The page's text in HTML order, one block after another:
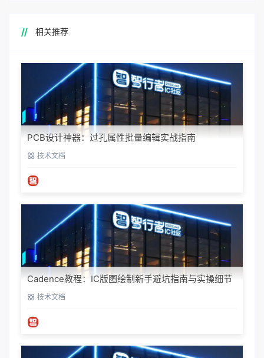
相关推荐
PCB设计神器：过孔属性批量编辑实战指南
技术文档
Cadence教程：IC版图绘制新手避坑指南与实操细节
技术文档